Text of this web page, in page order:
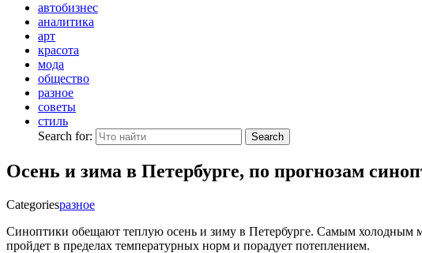
автобизнес
аналитика
арт
красота
мода
общество
разное
советы
стиль
Search for:
Search
Осень и зима в Петербурге, по прогнозам
Categoriesразное
Синоптики обещают теплую осень и зиму в Петербурге. Самым холодным
пройдет в пределах температурных норм и порадует потеплением.